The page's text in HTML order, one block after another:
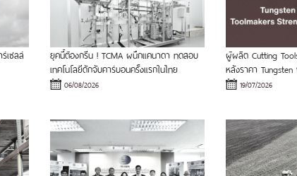
เซลล์
ยุคนี้ต้องกรีน ! TCMA ผนึกแคนาดา ทดสอบ
เทคโนโลยีดักจับคาร์บอนครั้งแรกในไทย
06/08/2026
ผู้ผลิต Cutting
หลังราคา
19/07/2026